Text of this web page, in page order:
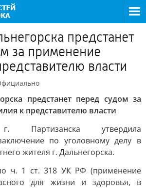
предстанет
за применение
власти
предстанет перед судом за
к представителю власти
г. Партизанска утвердила
по уголовному делу в
жителя г. Дальнегорска.
ч. 1 ст. 318 УК РФ (применение
для жизни и здоровья, в